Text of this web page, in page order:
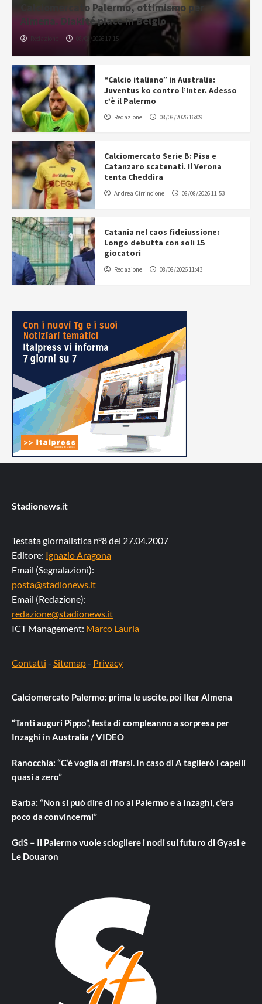
Calciomercato Palermo, ottimismo per
Almena. Diakité piace in Belgio
08/08/2026 17:15
“Calcio italiano” in Australia:
Juventus ko contro l’Inter. Adesso
c’è il Palermo
Redazione 08/08/2026 16:09
Calciomercato Serie B: Pisa e
Catanzaro scatenati. Il Verona
tenta Cheddira
Andrea Cirrincione 08/08/2026 11:53
Catania nel caos fideiussione:
Longo debutta con soli 15
giocatori
Redazione 08/08/2026 11:43
Stadionews.it
Testata giornalistica n°8 del 27.04.2007
Editore: Ignazio Aragona
Email (Segnalazioni):
posta@stadionews.it
Email (Redazione):
redazione@stadionews.it
ICT Management: Marco Lauria
Contatti - Sitemap- Privacy
Calciomercato Palermo: prima le uscite, poi Iker Almena
“Tanti auguri Pippo”, festa di compleanno a sorpresa per
Inzaghi in Australia / VIDEO
Ranocchia: “C’è voglia di rifarsi. In caso di A taglierò i capelli
quasi a zero”
Barba: “Non si può dire di no al Palermo e a Inzaghi, c’era
poco da convincermi”
GdS – Il Palermo vuole sciogliere i nodi sul futuro di Gyasi e
Le Douaron